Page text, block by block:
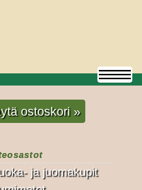
ostoskori »
ja juomakupit